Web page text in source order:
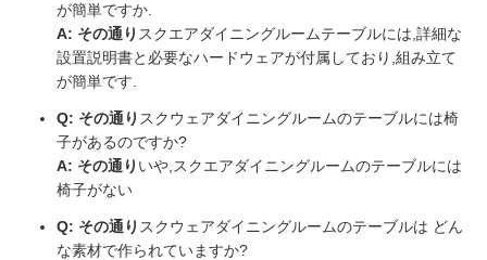
が簡単ですか.
A: その通り スクエアダイニングルームテーブルには,詳細な
設置説明書と必要なハードウェアが付属しており,組み立て
が簡単です.
Q: その通り スクウェアダイニングルームのテーブルには椅
子があるのですか?
A: その通り いや,スクエアダイニングルームのテーブルには
椅子がない
Q: その通り スクウェアダイニングルームのテーブルは どん
な素材で作られていますか?